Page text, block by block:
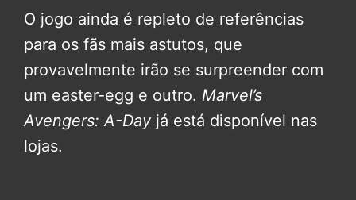
O jogo ainda é repleto de referências
para os fãs mais astutos, que
provavelmente irão se surpreender com
um easter-egg e outro. Marvel’s
Avengers: A-Day já está disponível nas
lojas.